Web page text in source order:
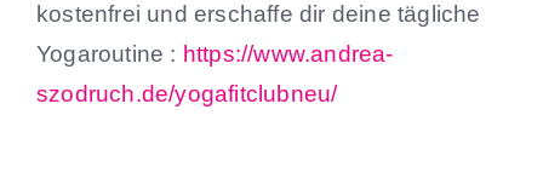
kostenfrei und erschaffe dir deine tägliche
Yogaroutine : https://www.andrea-
szodruch.de/yogafitclubneu/